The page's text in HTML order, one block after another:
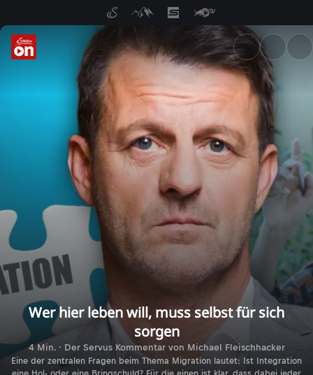
ServusTV On: Livestreams,
Wer hier leben will, muss selbst für sich
sorgen
4 Min. · Der Servus Kommentar von Michael Fleischhacker
Eine der zentralen Fragen beim Thema Migration lautet: Ist Integration